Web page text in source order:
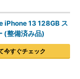
iPhone 13 128GB ス
(整備済み品)
今すぐチェック